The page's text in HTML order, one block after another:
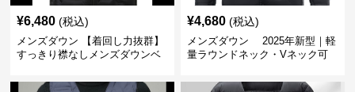
¥6,480 (税込)
メンズダウン 【着回し力抜群】
すっきり襟なしメンズダウンベ
¥4,680 (税込)
メンズダウン 2025年新型｜軽
量ラウンドネック・Vネック可